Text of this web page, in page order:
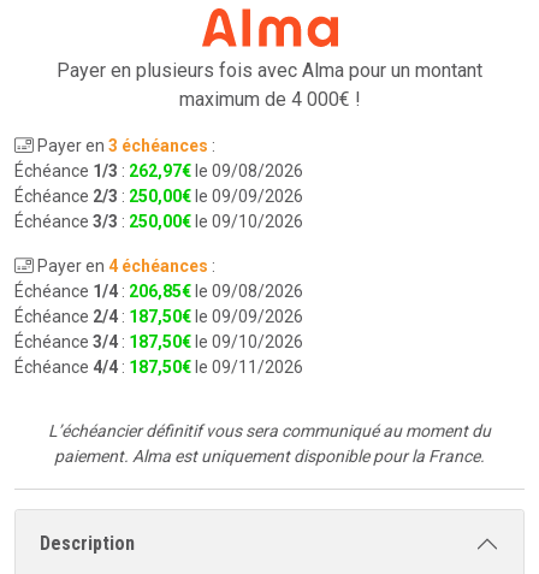
Payer en plusieurs fois avec Alma pour un montant
maximum de 4 000€ !
Payer en 3 échéances :
Échéance 1/3 : 262,97€ le 09/08/2026
Échéance 2/3 : 250,00€ le 09/09/2026
Échéance 3/3 : 250,00€ le 09/10/2026
Payer en 4 échéances :
Échéance 1/4 : 206,85€ le 09/08/2026
Échéance 2/4 : 187,50€ le 09/09/2026
Échéance 3/4 : 187,50€ le 09/10/2026
Échéance 4/4 : 187,50€ le 09/11/2026
L’échéancier définitif vous sera communiqué au moment du
paiement. Alma est uniquement disponible pour la France.
Description